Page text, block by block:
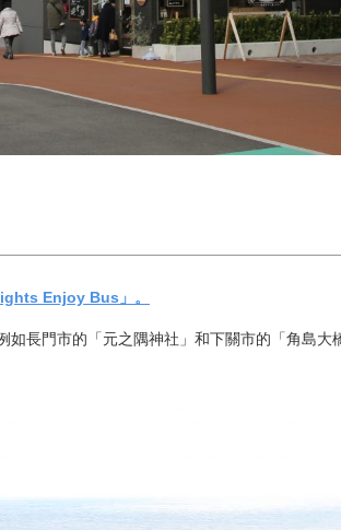
Enjoy Bus」。
長門市的「元之隅神社」和下關市的「角島大